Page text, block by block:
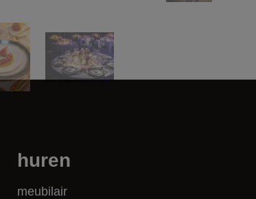
huren
meubilair